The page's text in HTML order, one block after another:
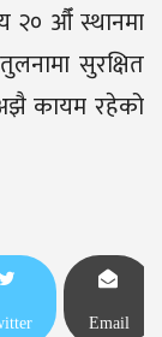
२० औँ स्थानमा
सुरक्षित
अझै कायम रहेको
Email